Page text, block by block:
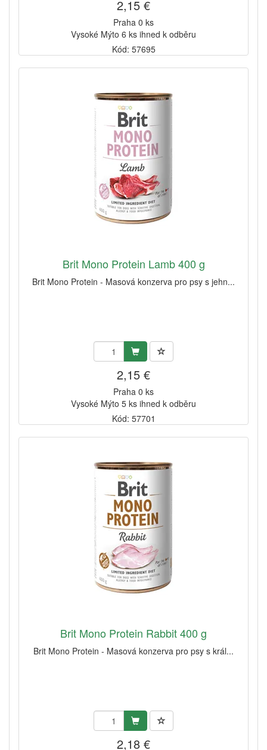
2,15 €
Praha 0 ks
Vysoké Mýto 6 ks ihned k odběru
Kód: 57695
Brit Mono Protein Lamb 400 g
Brit Mono Protein - Masová konzerva pro psy s jehn...
2,15 €
Praha 0 ks
Vysoké Mýto 5 ks ihned k odběru
Kód: 57701
Brit Mono Protein Rabbit 400 g
Brit Mono Protein - Masová konzerva pro psy s král...
2,18 €